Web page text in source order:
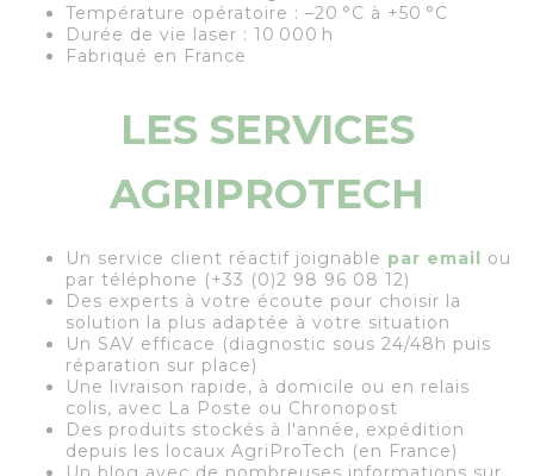
Température opératoire : –20 °C à +50 °C
Durée de vie laser : 10 000 h
Fabriqué en France
LES SERVICES
AGRIPROTECH
Un service client réactif joignable par email ou
par téléphone (+33 (0)2 98 96 08 12)
Des experts à votre écoute pour choisir la
solution la plus adaptée à votre situation
Un SAV efficace (diagnostic sous 24/48h puis
réparation sur place)
Une livraison rapide, à domicile ou en relais
colis, avec La Poste ou Chronopost
Des produits stockés à l'année, expédition
depuis les locaux AgriProTech (en France)